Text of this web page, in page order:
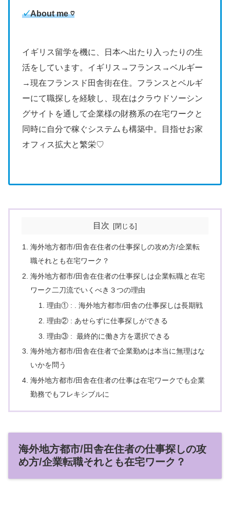
✓About me ♡
イギリス留学を機に、日本へ出たり入ったりの生
活をしています。イギリス→フランス→ベルギー
→現在フランスド田舎街在住。フランスとベルギ
ーにて職探しを経験し、現在はクラウドソーシン
グサイトを通して企業様の財務系の在宅ワークと
同時に自分で稼ぐシステムも構築中。目指せお家
オフィス拡大と繁栄♡
目次
海外地方都市/田舎在住者の仕事探しの攻め方/企業転
職それとも在宅ワーク？
海外地方都市/田舎在住者の仕事探しは企業転職と在宅
ワーク二刀流でいくべき３つの理由
理由① : . 海外地方都市/田舎の仕事探しは長期戦
理由② : あせらずに仕事探しができる
理由③ : 最終的に働き方を選択できる
海外地方都市/田舎在住者で企業勤めは本当に無理はな
いかを問う
海外地方都市/田舎在住者の仕事は在宅ワークでも企業
勤務でもフレキシブルに
海外地方都市/田舎在住者の仕事探しの攻
め方/企業転職それとも在宅ワーク？